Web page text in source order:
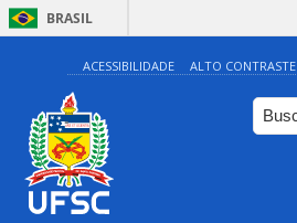
BRASIL
ACESSIBILIDADE ALTO CONTRASTE